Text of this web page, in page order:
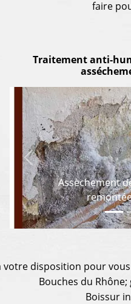
faire
Traitement anti-
Assèchement
Previous
disposition pour
Bouches du Rhône;
Boissur